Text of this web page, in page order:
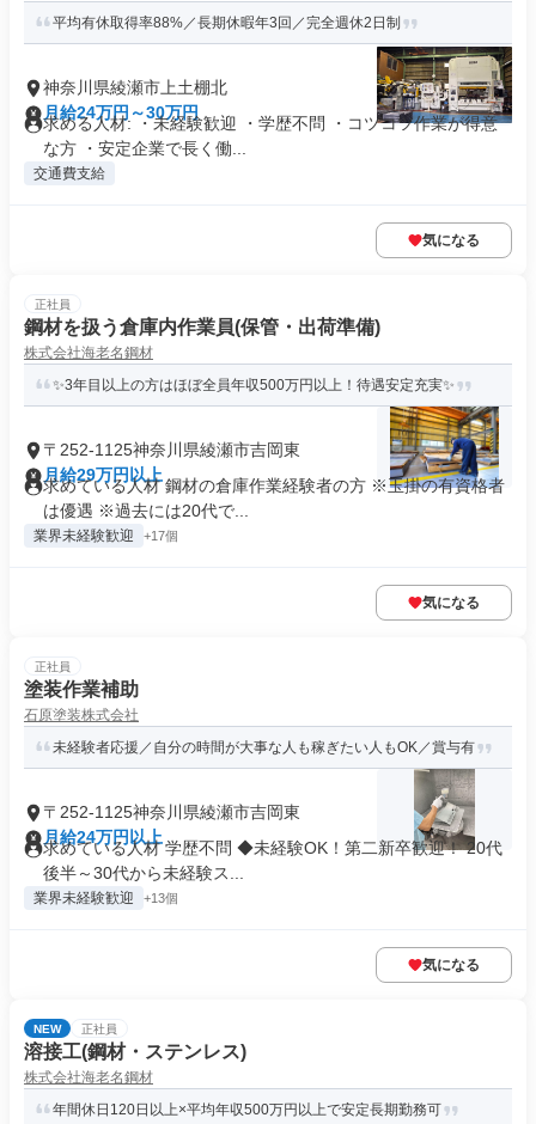
平均有休取得率88%／長期休暇年3回／完全週休2日制
神奈川県綾瀬市上土棚北
月給24万円～30万円
求める人材: ・未経験歓迎 ・学歴不問 ・コツコツ作業が得意
な方 ・安定企業で長く働...
交通費支給
気になる
正社員
鋼材を扱う倉庫内作業員(保管・出荷準備)
株式会社海老名鋼材
✨3年目以上の方はほぼ全員年収500万円以上！待遇安定充実✨
〒252-1125神奈川県綾瀬市吉岡東
月給29万円以上
求めている人材 鋼材の倉庫作業経験者の方 ※玉掛の有資格者
は優遇 ※過去には20代で...
業界未経験歓迎 +17個
気になる
正社員
塗装作業補助
石原塗装株式会社
未経験者応援／自分の時間が大事な人も稼ぎたい人もOK／賞与有
〒252-1125神奈川県綾瀬市吉岡東
月給24万円以上
求めている人材 学歴不問 ◆未経験OK！第二新卒歓迎！ 20代
後半～30代から未経験ス...
業界未経験歓迎 +13個
気になる
NEW 正社員
溶接工(鋼材・ステンレス)
株式会社海老名鋼材
年間休日120日以上×平均年収500万円以上で安定長期勤務可